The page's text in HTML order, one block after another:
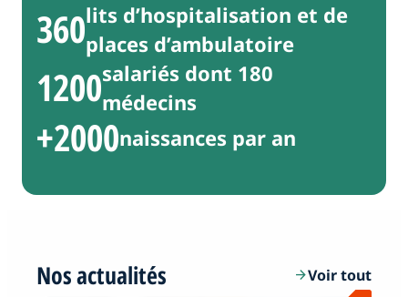
360lits d’hospitalisation et de
places d’ambulatoire
1200salariés dont 180
médecins
+2000naissances par an
Nos actualités arrow_forwardVoir tout